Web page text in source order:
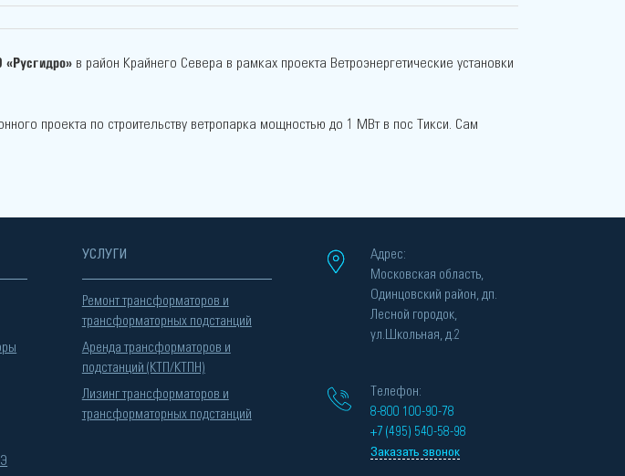
в район Крайнего Севера в рамках проекта Ветроэнергетические установки
проекта по строительству ветропарка мощностью до 1 МВт в пос Тикси. Сам
УСЛУГИ
Ремонт трансформаторов и
трансформаторных подстанций
Аренда трансформаторов и
подстанций (КТП/КТПН)
Лизинг трансформаторов и
трансформаторных подстанций
Адрес:
Московская область,
Одинцовский район, дп.
Лесной городок,
ул.Школьная, д.2
Телефон:
8-800 100-90-78
+7 (495) 540-58-98
Заказать звонок